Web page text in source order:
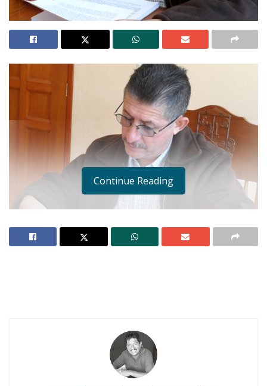
Ahuacatlán celebrá el día de Reyes con rosca y
Buena tarde taurina en Ahuacatlán
Continue Reading